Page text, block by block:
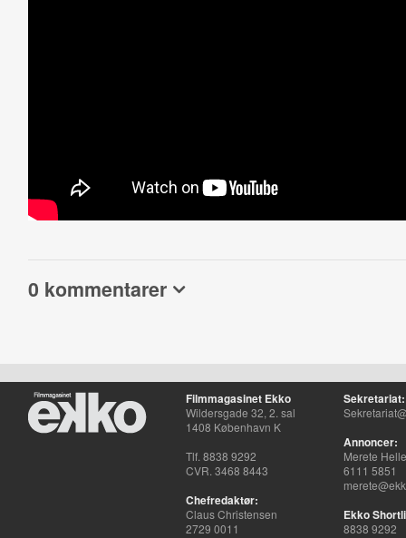
0 kommentarer
Filmmagasinet Ekko
Wildersgade 32, 2. sal
1408 København K
Tlf. 8838 9292
CVR. 3468 8443
Chefredaktør:
Claus Christensen
2729 0011
Sekretariat:
Annoncer:
Merete
6111 5851
Ekko
8838 9292